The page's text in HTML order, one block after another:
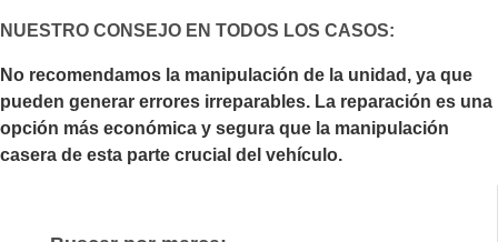
NUESTRO CONSEJO EN TODOS LOS CASOS:
No recomendamos la manipulación de la unidad, ya que
pueden generar errores irreparables. La reparación es una
opción más económica y segura que la manipulación
casera de esta parte crucial del vehículo.